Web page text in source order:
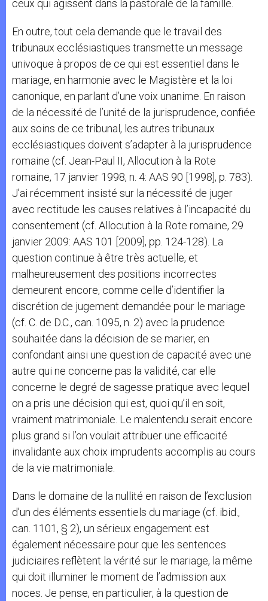
ceux qui agissent dans la pastorale de la famille.
En outre, tout cela demande que le travail des
tribunaux ecclésiastiques transmette un message
univoque à propos de ce qui est essentiel dans le
mariage, en harmonie avec le Magistère et la loi
canonique, en parlant d’une voix unanime. En raison
de la nécessité de l’unité de la jurisprudence, confiée
aux soins de ce tribunal, les autres tribunaux
ecclésiastiques doivent s’adapter à la jurisprudence
romaine (cf. Jean-Paul II, Allocution à la Rote
romaine, 17 janvier 1998, n. 4: AAS 90 [1998], p. 783).
J’ai récemment insisté sur la nécessité de juger
avec rectitude les causes relatives à l’incapacité du
consentement (cf. Allocution à la Rote romaine, 29
janvier 2009: AAS 101 [2009], pp. 124-128). La
question continue à être très actuelle, et
malheureusement des positions incorrectes
demeurent encore, comme celle d’identifier la
discrétion de jugement demandée pour le mariage
(cf. C. de D.C., can. 1095, n. 2) avec la prudence
souhaitée dans la décision de se marier, en
confondant ainsi une question de capacité avec une
autre qui ne concerne pas la validité, car elle
concerne le degré de sagesse pratique avec lequel
on a pris une décision qui est, quoi qu’il en soit,
vraiment matrimoniale. Le malentendu serait encore
plus grand si l’on voulait attribuer une efficacité
invalidante aux choix imprudents accomplis au cours
de la vie matrimoniale.
Dans le domaine de la nullité en raison de l’exclusion
d’un des éléments essentiels du mariage (cf. ibid.,
can. 1101, § 2), un sérieux engagement est
également nécessaire pour que les sentences
judiciaires reflètent la vérité sur le mariage, la même
qui doit illuminer le moment de l’admission aux
noces. Je pense, en particulier, à la question de